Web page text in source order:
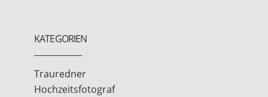
KATEGORIEN
Trauredner
Hochzeitsfotograf